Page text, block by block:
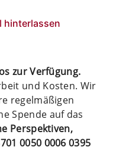
hinterlassen
zur Verfügung.
und Kosten. Wir
regelmäßigen
Spende auf das
Perspektiven,
0050 0006 0395